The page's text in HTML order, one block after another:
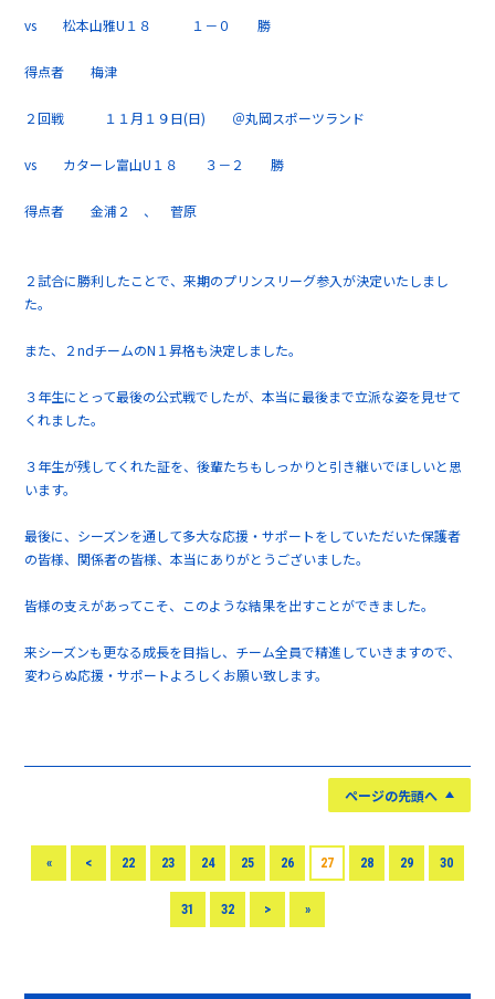
vs 松本山雅U１８ １－０ 勝
得点者 梅津
２回戦 １１月１９日(日) ＠丸岡スポーツランド
vs カターレ富山U１８ ３－２ 勝
得点者 金浦２ 、 菅原
２試合に勝利したことで、来期のプリンスリーグ参入が決定いたしまし
た。
また、２ndチームのN１昇格も決定しました。
３年生にとって最後の公式戦でしたが、本当に最後まで立派な姿を見せて
くれました。
３年生が残してくれた証を、後輩たちもしっかりと引き継いでほしいと思
います。
最後に、シーズンを通して多大な応援・サポートをしていただいた保護者
の皆様、関係者の皆様、本当にありがとうございました。
皆様の支えがあってこそ、このような結果を出すことができました。
来シーズンも更なる成長を目指し、チーム全員で精進していきますので、
変わらぬ応援・サポートよろしくお願い致します。
ページの先頭へ
« < 22 23 24 25 26 27 28 29 30
31 32 > »